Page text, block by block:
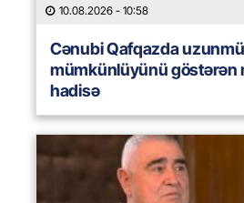
10.08.2026 - 10:58
Cənubi Qafqazda
mümkünlüyünü göstərən
hadisə